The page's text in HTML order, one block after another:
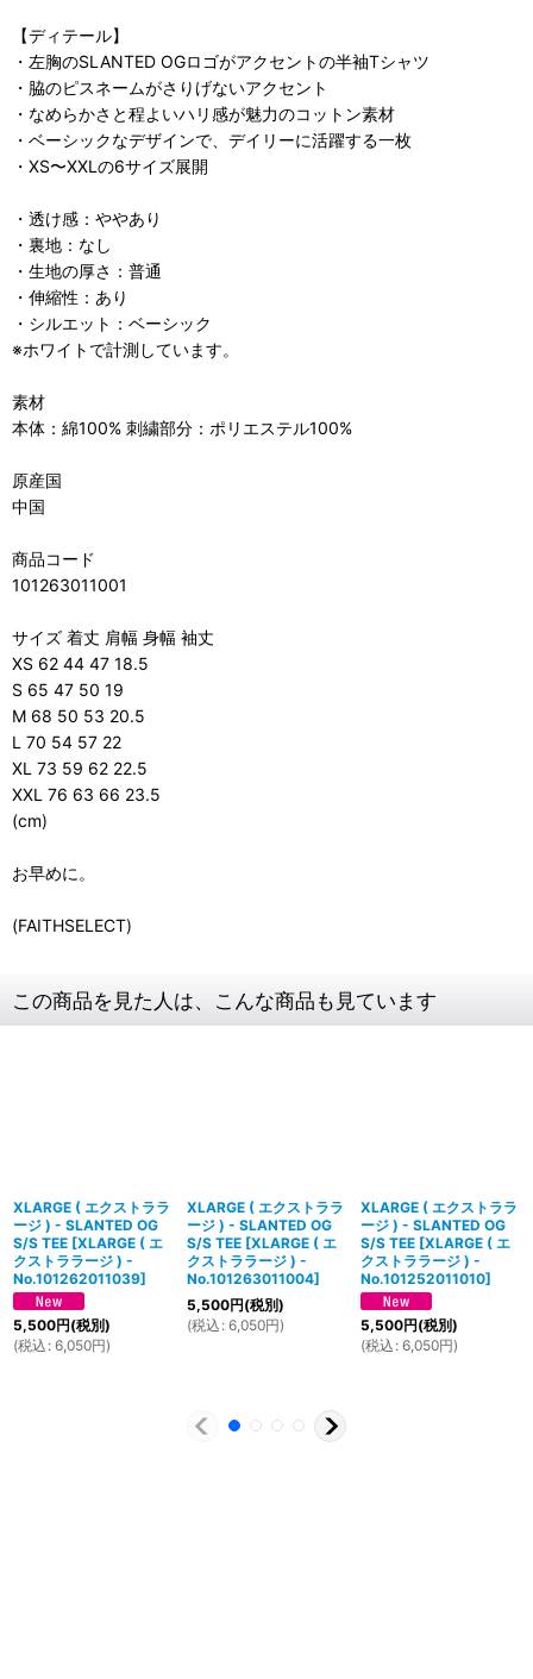
【ディテール】
・左胸のSLANTED OGロゴがアクセントの半袖Tシャツ
・脇のピスネームがさりげないアクセント
・なめらかさと程よいハリ感が魅力のコットン素材
・ベーシックなデザインで、デイリーに活躍する一枚
・XS〜XXLの6サイズ展開
・透け感：ややあり
・裏地：なし
・生地の厚さ：普通
・伸縮性：あり
・シルエット：ベーシック
※ホワイトで計測しています。
素材
本体：綿100% 刺繍部分：ポリエステル100%
原産国
中国
商品コード
101263011001
サイズ 着丈 肩幅 身幅 袖丈
XS 62 44 47 18.5
S 65 47 50 19
M 68 50 53 20.5
L 70 54 57 22
XL 73 59 62 22.5
XXL 76 63 66 23.5
(cm)
お早めに。
(FAITHSELECT)
この商品を見た人は、こんな商品も見ています
XLARGE ( エクストララ
ージ ) - SLANTED OG
S/S TEE [XLARGE ( エ
クストララージ ) -
No.101262011039]
5,500円(税別)
(税込 : 6,050円)
XLARGE ( エクストララ
ージ ) - SLANTED OG
S/S TEE [XLARGE ( エ
クストララージ ) -
No.101263011004]
5,500円(税別)
(税込 : 6,050円)
XLARGE ( エクストララ
ージ ) - SLANTED OG
S/S TEE [XLARGE ( エ
クストララージ ) -
No.101252011010]
5,500円(税別)
(税込 : 6,050円)